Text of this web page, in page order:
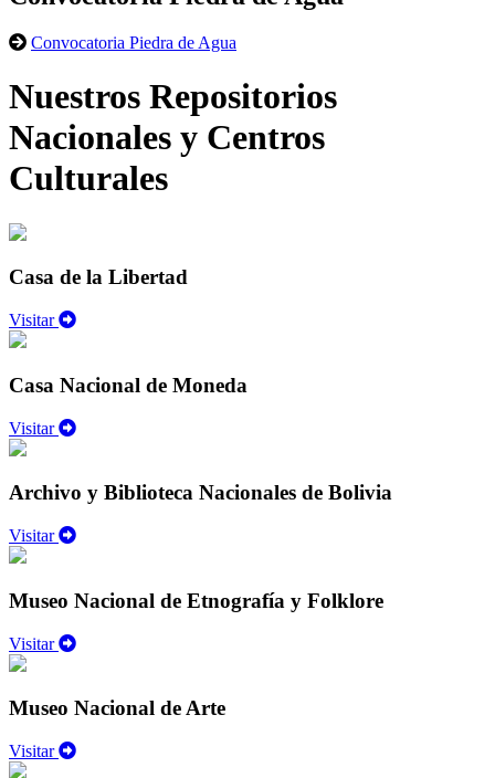
Convocatoria Piedra de Agua
Nuestros Repositorios
Nacionales y Centros
Culturales
Casa de la Libertad
Visitar
Casa Nacional de Moneda
Visitar
Archivo y Biblioteca Nacionales de Bolivia
Visitar
Museo Nacional de Etnografía y Folklore
Visitar
Museo Nacional de Arte
Visitar